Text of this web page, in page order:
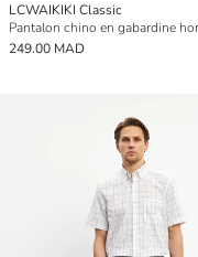
LCWAIKIKI Classic
249.00 MAD